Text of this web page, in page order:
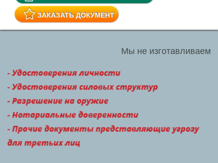
ЗАКАЗАТЬ ДОКУМЕНТ
Мы не изготавливаем